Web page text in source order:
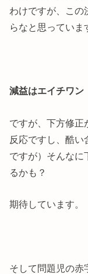
わけですが、この
らなと思っていま
減益はエイチワン
ですが、下方修正
反応ですし、酷い
ですが）そんなに
るかも？
期待しています。
そして問題児の赤